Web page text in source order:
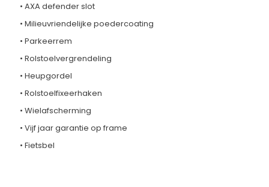
• AXA defender slot
• Milieuvriendelijke poedercoating
• Parkeerrem
• Rolstoelvergrendeling
• Heupgordel
• Rolstoelfixeerhaken
• Wielafscherming
• Vijf jaar garantie op frame
• Fietsbel